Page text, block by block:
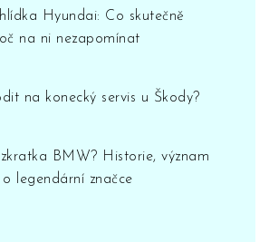
Hyundai: Co skutečně
na ni nezapomínat
na konecký servis u Škody?
BMW? Historie, význam
legendární značce